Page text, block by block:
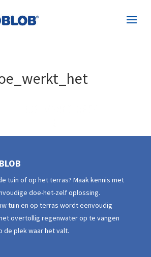
tuin of op het terras? Maak kennis met
doe-het-zelf oplossing.
tuin en op terras wordt eenvoudig
overtollig regenwater op te vangen
de plek waar het valt.